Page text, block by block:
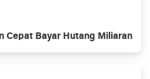
Cepat Bayar Hutang Miliaran